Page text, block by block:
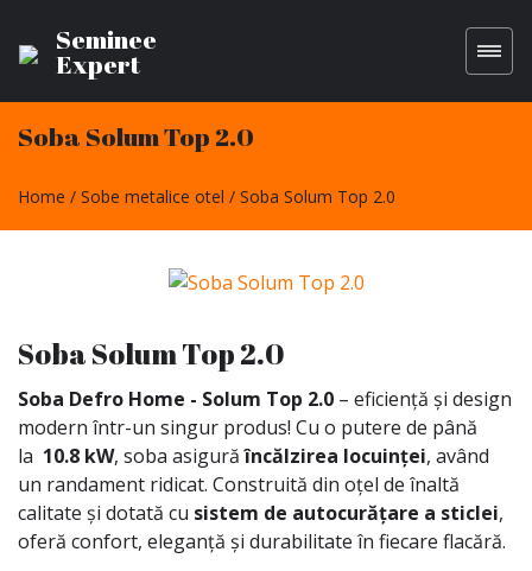
Seminee
Expert
Soba Solum Top 2.0
Home Sobe metalice otel Soba Solum Top 2.0
Soba Solum Top 2.0
Soba Defro Home - Solum Top 2.0 – eficiență și design
modern într-un singur produs! Cu o putere de până
la 10.8 kW, soba asigurăîncălzirea locuinței, având
un randament ridicat. Construită din oțel de înaltă
calitate și dotată cu sistem de autocurățare a sticlei,
oferă confort, eleganță și durabilitate în fiecare flacără.